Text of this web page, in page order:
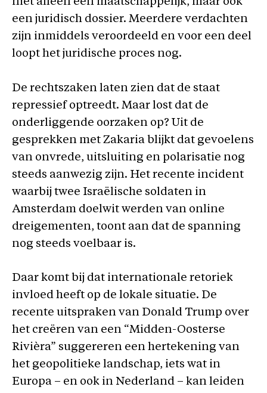
een juridisch dossier. Meerdere verdachten
zijn inmiddels veroordeeld en voor een deel
loopt het juridische proces nog.
De rechtszaken laten zien dat de staat
repressief optreedt. Maar lost dat de
onderliggende oorzaken op? Uit de
gesprekken met Zakaria blijkt dat gevoelens
van onvrede, uitsluiting en polarisatie nog
steeds aanwezig zijn. Het recente incident
waarbij twee Israëlische soldaten in
Amsterdam doelwit werden van online
dreigementen, toont aan dat de spanning
nog steeds voelbaar is.
Daar komt bij dat internationale retoriek
invloed heeft op de lokale situatie. De
recente uitspraken van Donald Trump over
het creëren van een “Midden-Oosterse
Rivièra” suggereren een hertekening van
het geopolitieke landschap, iets wat in
Europa – en ook in Nederland – kan leiden